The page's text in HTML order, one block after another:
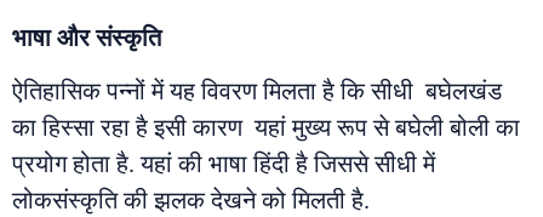
भाषा और संस्कृति
ऐतिहासिक पन्नों में यह विवरण मिलता है कि सीधी बघेलखंड
का हिस्सा रहा है इसी कारण यहां मुख्य रूप से बघेली बोली का
प्रयोग होता है. यहां की भाषा हिंदी है जिससे सीधी में
लोकसंस्कृति की झलक देखने को मिलती है.